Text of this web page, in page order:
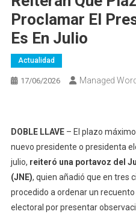
Proclamar El
Es En Julio
Actualidad
17/06/2026 Managed
DOBLE LLAVE– El plazo
nuevo presidente o presidenta
julio, reiteró una portavoz del
(JNE), quien añadió que en tres
procedido a ordenar un
electoral por presentar